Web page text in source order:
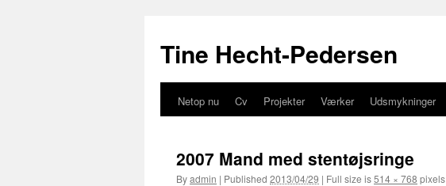
Tine Hecht-Pedersen
Skip
content
Netop nu Cv Projekter Værker Udsmykninger
2007 Mand med stentøjsringe
Byadmin | Published 2013/04/29 | Full size is514 × 768 pixels